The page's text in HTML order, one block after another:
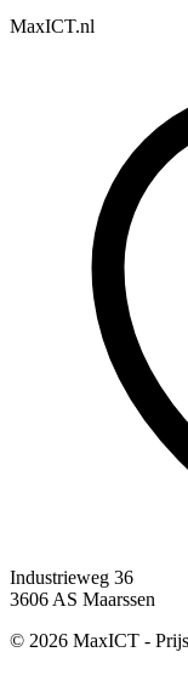
MaxICT.nl
Industrieweg 36
3606 AS Maarssen
© 2026 MaxICT -